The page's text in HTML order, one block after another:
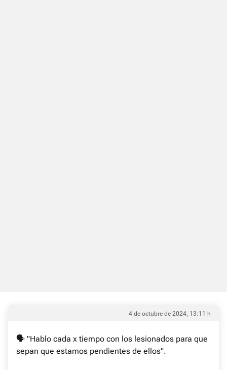
4 de octubre de 2024, 13:11 h
🗣 "Hablo cada x tiempo con los lesionados para que
sepan que estamos pendientes de ellos".